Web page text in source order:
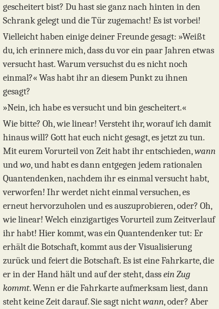
gescheitert bist? Du hast sie ganz nach hinten in den
Schrank gelegt und die Tür zugemacht! Es ist vorbei!
Vielleicht haben einige deiner Freunde gesagt: »Weißt
du, ich erinnere mich, dass du vor ein paar Jahren etwas
versucht hast. Warum versuchst du es nicht noch
einmal?« Was habt ihr an diesem Punkt zu ihnen
gesagt?
»Nein, ich habe es versucht und bin gescheitert.«
Wie bitte? Oh, wie linear! Versteht ihr, worauf ich damit
hinaus will? Gott hat euch nicht gesagt, es jetzt zu tun.
Mit eurem Vorurteil von Zeit habt ihr entschieden,wann
undwo, und habt es dann entgegen jedem rationalen
Quantendenken, nachdem ihr es einmal versucht habt,
verworfen! Ihr werdet nicht einmal versuchen, es
erneut hervorzuholen und es auszuprobieren, oder? Oh,
wie linear! Welch einzigartiges Vorurteil zum Zeitverlauf
ihr habt! Hier kommt, was ein Quantendenker tut: Er
erhält die Botschaft, kommt aus der Visualisierung
zurück und feiert die Botschaft. Es ist eine Fahrkarte, die
er in der Hand hält und auf der steht, dassein Zug
kommt. Wenn er die Fahrkarte aufmerksam liest, dann
steht keine Zeit darauf. Sie sagt nichtwann, oder? Aber